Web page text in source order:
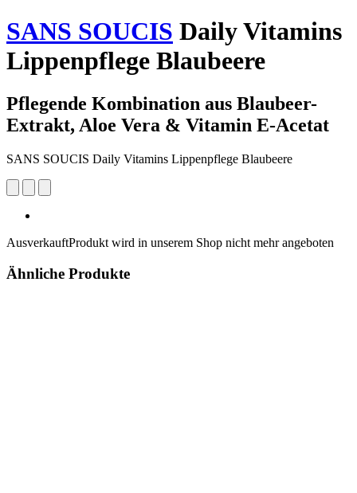
SANS SOUCIS Daily Vitamins
Lippenpflege Blaubeere
Pflegende Kombination aus Blaubeer-
Extrakt, Aloe Vera & Vitamin E-Acetat
SANS SOUCIS Daily Vitamins Lippenpflege Blaubeere
AusverkauftProdukt wird in unserem Shop nicht mehr angeboten
Ähnliche Produkte